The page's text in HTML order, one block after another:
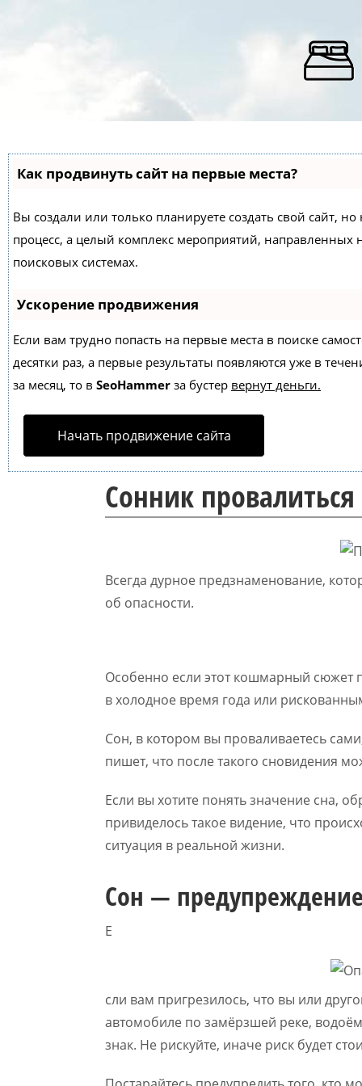
Как продвинуть сайт на первые места?
Вы создали или только планируете создать свой сайт,
процесс, а целый комплекс мероприятий,
поисковых системах.
Ускорение продвижения
Если вам трудно попасть на первые места в поиске
десятки раз, а первые результаты появляются уже в
за месяц, то в SeoHammer за бустер вернут деньги.
Начать продвижение сайта
Сонник
Всегда дурное предзнаменование,
об опасности.
Особенно если этот кошмарный сюжет
в холодное время года или
Сон, в котором вы проваливаетесь
пишет, что после такого сновидения
Если вы хотите понять значение сна,
привиделось такое видение, что
ситуация в реальной жизни.
Сон —
Е
сли вам пригрезилось, что вы или
автомобиле по замёрзшей реке,
знак. Не рискуйте, иначе риск будет